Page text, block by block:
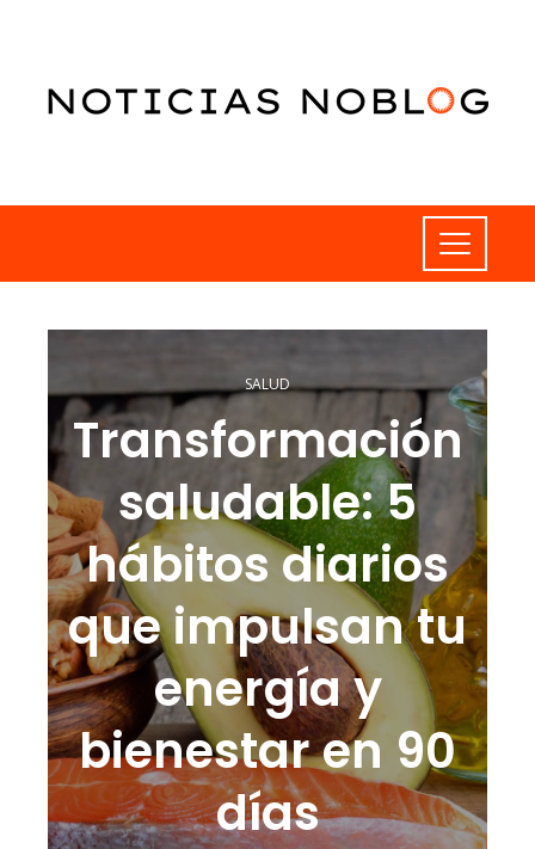
SALUD
Transformación
saludable: 5
hábitos diarios
que impulsan tu
energía y
bienestar en 90
días